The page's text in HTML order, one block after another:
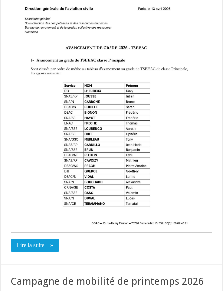
Lire la suite... »
Campagne de mobilité de printemps 2026